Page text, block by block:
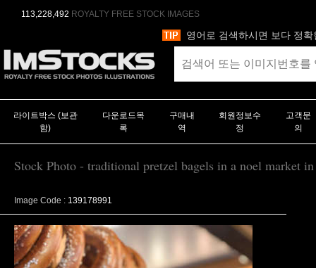
영어로 검색하시면 보다 정
113,228,492 ROYALTY FREE STOCK IMAGES
라이트박스 (보관
함)
다운로드목
록
구매내
역
회원정보수
정
고객문
의
Stock Photo - traditional pretzel bagels in a noel market
Image Code : 139178991